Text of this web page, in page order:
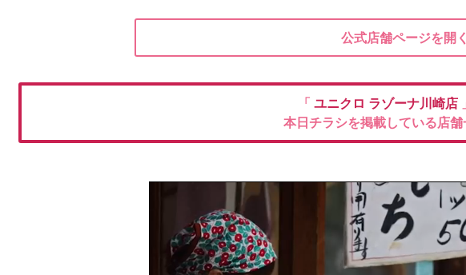
公式店舗ページを開く
「 ユニクロ ラゾーナ川崎店
本日チラシを掲載している店舗